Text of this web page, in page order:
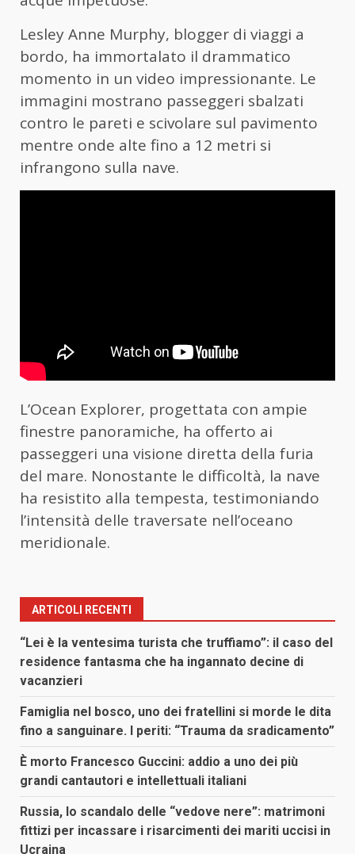
Lesley Anne Murphy, blogger di viaggi a
bordo, ha immortalato il drammatico
momento in un video impressionante. Le
immagini mostrano passeggeri sbalzati
contro le pareti e scivolare sul pavimento
mentre onde alte fino a 12 metri si
infrangono sulla nave.
L’Ocean Explorer, progettata con ampie
finestre panoramiche, ha offerto ai
passeggeri una visione diretta della furia
del mare. Nonostante le difficoltà, la nave
ha resistito alla tempesta, testimoniando
l’intensità delle traversate nell’oceano
meridionale.
ARTICOLI RECENTI
“Lei è la ventesima turista che truffiamo”: il caso del
residence fantasma che ha ingannato decine di
vacanzieri
Famiglia nel bosco, uno dei fratellini si morde le dita
fino a sanguinare. I periti: “Trauma da sradicamento”
È morto Francesco Guccini: addio a uno dei più
grandi cantautori e intellettuali italiani
Russia, lo scandalo delle “vedove nere”: matrimoni
fittizi per incassare i risarcimenti dei mariti uccisi in
Ucraina